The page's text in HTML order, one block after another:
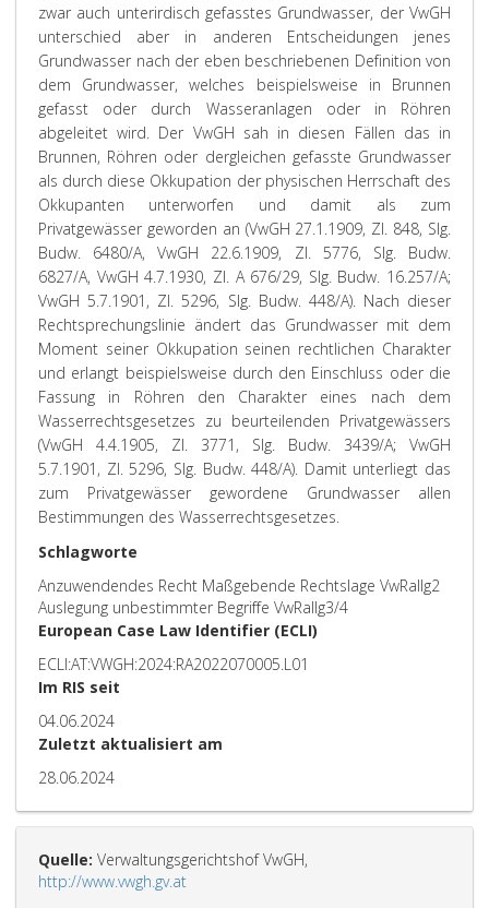
zwar auch unterirdisch gefasstes Grundwasser, der VwGH
unterschied aber in anderen Entscheidungen jenes
Grundwasser nach der eben beschriebenen Definition von
dem Grundwasser, welches beispielsweise in Brunnen
gefasst oder durch Wasseranlagen oder in Röhren
abgeleitet wird. Der VwGH sah in diesen Fällen das in
Brunnen, Röhren oder dergleichen gefasste Grundwasser
als durch diese Okkupation der physischen Herrschaft des
Okkupanten unterworfen und damit als zum
Privatgewässer geworden an (VwGH 27.1.1909, Zl. 848, Slg.
Budw. 6480/A, VwGH 22.6.1909, Zl. 5776, Slg. Budw.
6827/A, VwGH 4.7.1930, Zl. A 676/29, Slg. Budw. 16.257/A;
VwGH 5.7.1901, Zl. 5296, Slg. Budw. 448/A). Nach dieser
Rechtsprechungslinie ändert das Grundwasser mit dem
Moment seiner Okkupation seinen rechtlichen Charakter
und erlangt beispielsweise durch den Einschluss oder die
Fassung in Röhren den Charakter eines nach dem
Wasserrechtsgesetzes zu beurteilenden Privatgewässers
(VwGH 4.4.1905, Zl. 3771, Slg. Budw. 3439/A; VwGH
5.7.1901, Zl. 5296, Slg. Budw. 448/A). Damit unterliegt das
zum Privatgewässer gewordene Grundwasser allen
Bestimmungen des Wasserrechtsgesetzes.
Schlagworte
Anzuwendendes Recht Maßgebende Rechtslage VwRallg2
Auslegung unbestimmter Begriffe VwRallg3/4
European Case Law Identifier (ECLI)
ECLI:AT:VWGH:2024:RA2022070005.L01
Im RIS seit
04.06.2024
Zuletzt aktualisiert am
28.06.2024
Quelle: Verwaltungsgerichtshof VwGH,
http://www.vwgh.gv.at